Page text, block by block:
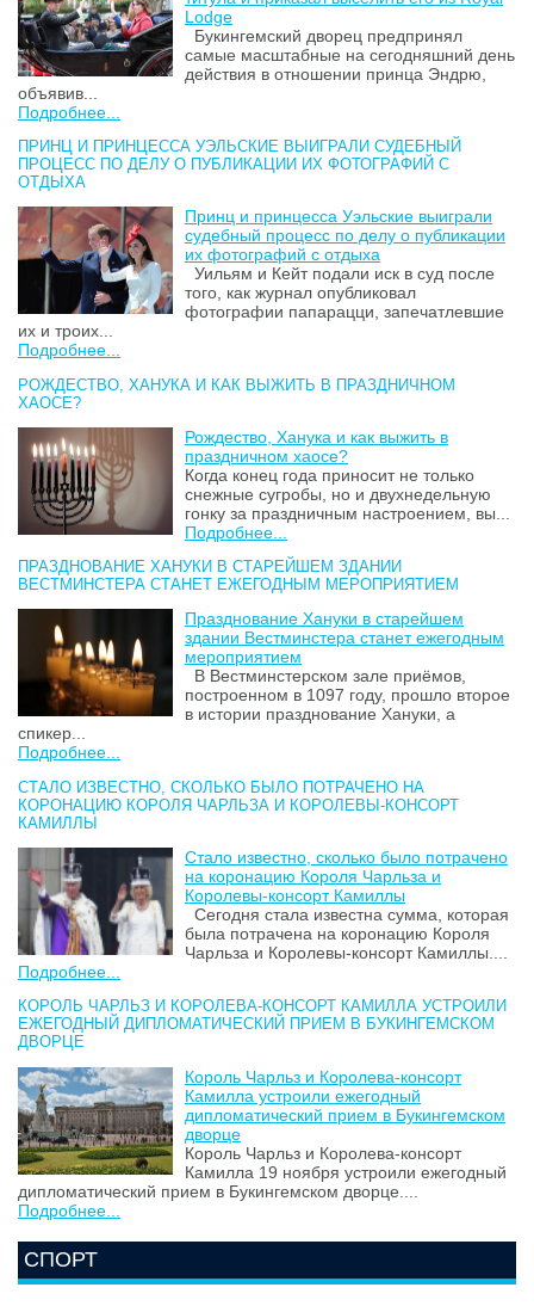
Lodge
Букингемский дворец предпринял
самые масштабные на сегодняшний день
действия в отношении принца Эндрю,
объявив...
Подробнее...
ПРИНЦ И ПРИНЦЕССА УЭЛЬСКИЕ ВЫИГРАЛИ СУДЕБНЫЙ
ПРОЦЕСС ПО ДЕЛУ О ПУБЛИКАЦИИ ИХ ФОТОГРАФИЙ С
ОТДЫХА
Принц и принцесса Уэльские выиграли
судебный процесс по делу о публикации
их фотографий с отдыха
Уильям и Кейт подали иск в суд после
того, как журнал опубликовал
фотографии папарацци, запечатлевшие
их и троих...
Подробнее...
РОЖДЕСТВО, ХАНУКА И КАК ВЫЖИТЬ В ПРАЗДНИЧНОМ
ХАОСЕ?
Рождество, Ханука и как выжить в
праздничном хаосе?
Когда конец года приносит не только
снежные сугробы, но и двухнедельную
гонку за праздничным настроением, вы...
Подробнее...
ПРАЗДНОВАНИЕ ХАНУКИ В СТАРЕЙШЕМ ЗДАНИИ
ВЕСТМИНСТЕРА СТАНЕТ ЕЖЕГОДНЫМ МЕРОПРИЯТИЕМ
Празднование Хануки в старейшем
здании Вестминстера станет ежегодным
мероприятием
В Вестминстерском зале приёмов,
построенном в 1097 году, прошло второе
в истории празднование Хануки, а
спикер...
Подробнее...
СТАЛО ИЗВЕСТНО, СКОЛЬКО БЫЛО ПОТРАЧЕНО НА
КОРОНАЦИЮ КОРОЛЯ ЧАРЛЬЗА И КОРОЛЕВЫ-КОНСОРТ
КАМИЛЛЫ
Стало известно, сколько было потрачено
на коронацию Короля Чарльза и
Королевы-консорт Камиллы
Сегодня стала известна сумма, которая
была потрачена на коронацию Короля
Чарльза и Королевы-консорт Камиллы....
Подробнее...
КОРОЛЬ ЧАРЛЬЗ И КОРОЛЕВА-КОНСОРТ КАМИЛЛА УСТРОИЛИ
ЕЖЕГОДНЫЙ ДИПЛОМАТИЧЕСКИЙ ПРИЕМ В БУКИНГЕМСКОМ
ДВОРЦЕ
Король Чарльз и Королева-консорт
Камилла устроили ежегодный
дипломатический прием в Букингемском
дворце
Король Чарльз и Королева-консорт
Камилла 19 ноября устроили ежегодный
дипломатический прием в Букингемском дворце....
Подробнее...
СПОРТ